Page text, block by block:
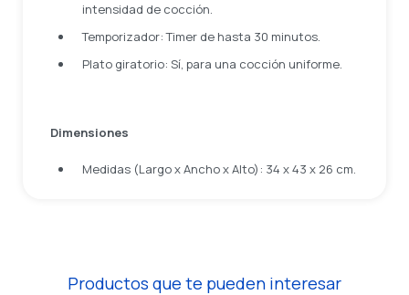
intensidad de cocción.
Temporizador: Timer de hasta 30 minutos.
Plato giratorio: Sí, para una cocción uniforme.
Dimensiones
Medidas (Largo x Ancho x Alto): 34 x 43 x 26 cm.
Productos que te pueden interesar